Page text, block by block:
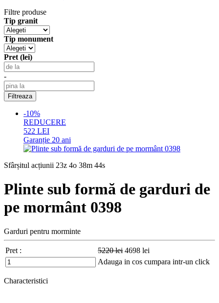
Filtre produse
Tip granit
Tip monument
Pret (lei)
-
-10%
REDUCERE
522 LEI
Garanție 20 ani
Sfârșitul acțiunii 23z 4o 38m 44s
Plinte sub formă de garduri de
pe mormânt 0398
Garduri pentru morminte
Pret : 5220lei 4698 lei
Adauga in cos cumpara intr-un click
Characteristici